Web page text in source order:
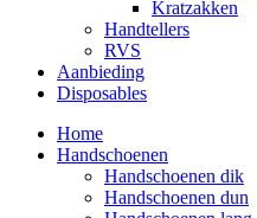
Kratzakken
Handtellers
RVS
Aanbieding
Disposables
Home
Handschoenen
Handschoenen dik
Handschoenen dun